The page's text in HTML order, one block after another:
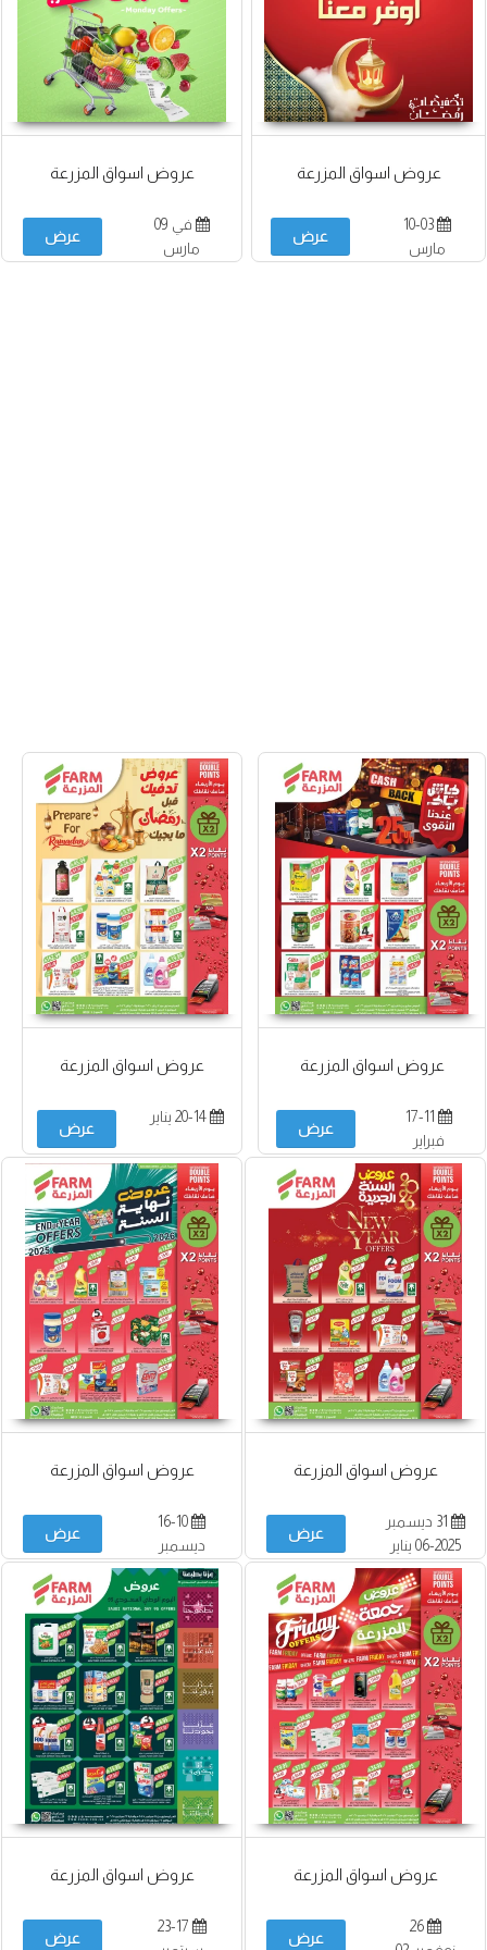
عروض اسواق المزرعة
10-03
مارس
عرض
عروض اسواق المزرعة
في 09
مارس
عرض
عروض اسواق المزرعة
17-11
فبراير
عرض
عروض اسواق المزرعة
20-14 يناير
عرض
عروض اسواق المزرعة
31 ديسمبر
2025-06 يناير
2026
عرض
عروض اسواق المزرعة
16-10
ديسمبر
عرض
عروض اسواق المزرعة
26
عرض
عروض اسواق المزرعة
23-17
عرض